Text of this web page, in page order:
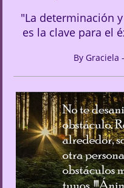
"La determinación
es la clave para el
By Graciela